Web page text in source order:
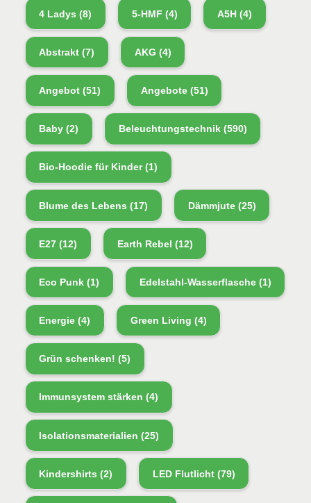
4 Ladys (8) 5-HMF (4) A5H(4)
Abstrakt (7) AKG (4)
Angebot (51) Angebote(51)
Baby (2) Beleuchtungstechnik(590)
Bio-Hoodie für Kinder(1)
Blume des Lebens (17) Dämmjute(25)
E27 (12) Earth Rebel (12)
Eco Punk (1) Edelstahl-Wasserflasche(1)
Energie (4) Green Living (4)
Grün schenken! (5)
Immunsystem stärken (4)
Isolationsmaterialien (25)
Kindershirts (2) LED Flutlicht(79)